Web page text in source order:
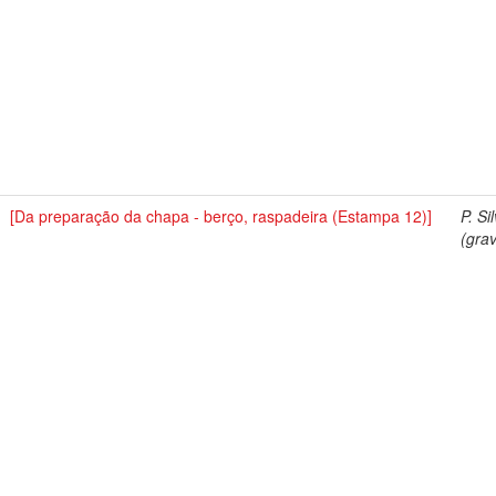
[Da preparação da chapa - berço, raspadeira (Estampa 12)]
P.